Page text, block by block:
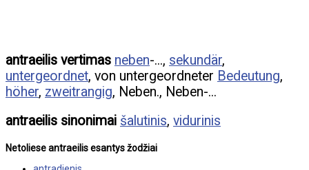
antraeilis vertimas neben-..., sekundär,
untergeordnet, von untergeordneter Bedeutung,
höher, zweitrangig, Neben., Neben-...
antraeilis sinonimai šalutinis, vidurinis
Netoliese antraeilis esantys žodžiai